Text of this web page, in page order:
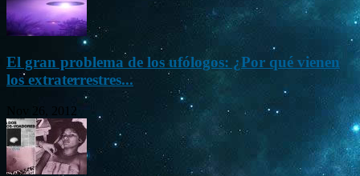
El gran problema de los ufólogos: ¿Por qué vienen
los extraterrestres...
Nov 26, 2012